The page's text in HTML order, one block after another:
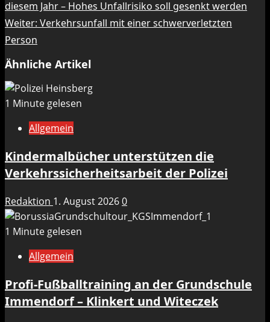
diesem Jahr – Hohes Unfallrisiko soll gesenkt werden
Weiter: Verkehrsunfall mit einer schwerverletzten
Person
Ähnliche Artikel
1 Minute gelesen
Allgemein
Kindermalbücher unterstützen die
Verkehrssicherheitsarbeit der Polizei
Redaktion 1. August 20260
1 Minute gelesen
Allgemein
Profi-Fußballtraining an der Grundschule
Immendorf – Klinkert und Witeczek